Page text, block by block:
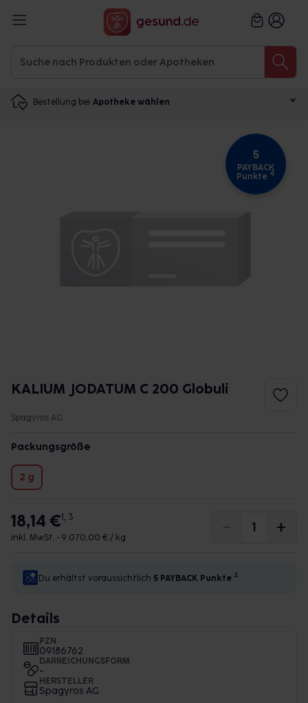
Bestellung bei Apotheke wählen
5
PAYBACK
Punkte 4
KALIUM JODATUM C 200 Globuli
Spagyros AG
Packungsgröße
2 g
18,14 €1, 3
inkl. MwSt. • 9.070,00 € / kg
Du erhältst voraussichtlich 5 PAYBACK Punkte 4
Details
PZN
09186762
DARREICHUNGSFORM
-
HERSTELLER
Spagyros AG